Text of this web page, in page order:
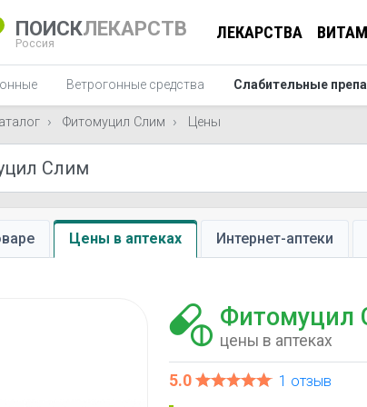
ПОИСКЛЕКАРСТВ
Россия
ЛЕКАРСТВА
Ветрогонные средства Слабительные
Фитомуцил Слим Цены
Цены в аптеках Интернет-аптеки
Фитомуцил
цены в аптеках
5.0 1 отзыв